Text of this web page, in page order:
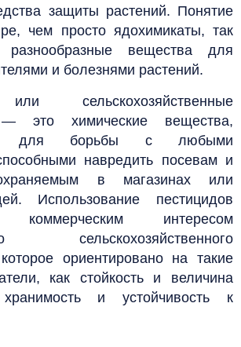
защиты растений. Понятие
чем просто ядохимикаты, так
разнообразные вещества для
и болезнями растений.
сельскохозяйственные
— это химические вещества,
для борьбы с любыми
навредить посевам и
в магазинах или
Использование пестицидов
коммерческим интересом
сельскохозяйственного
ориентировано на такие
как стойкость и величина
и устойчивость к